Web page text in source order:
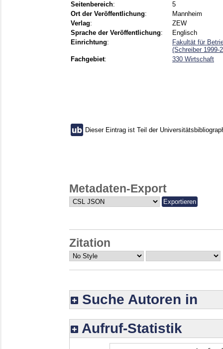
Seitenbereich:
5
Ort der Veröffentlichung:
Mannheim
Verlag:
ZEW
Sprache der Veröffentlichung:
Englisch
Einrichtung:
Fakultät für
(Schreiber 1999-
Fachgebiet: 330 Wirtschaft
Dieser Eintrag ist Teil der
Metadaten-Export
Zitation
Suche Autoren in
Aufruf-Statistik